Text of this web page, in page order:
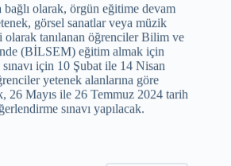
olarak, örgün eğitime devam
görsel sanatlar veya müzik
olarak tanılanan öğrenciler Bilim ve
(BİLSEM) eğitim almak için
için 10 Şubat ile 14 Nisan
yetenek alanlarına göre
26 Mayıs ile 26 Temmuz 2024 tarih
sınavı yapılacak.